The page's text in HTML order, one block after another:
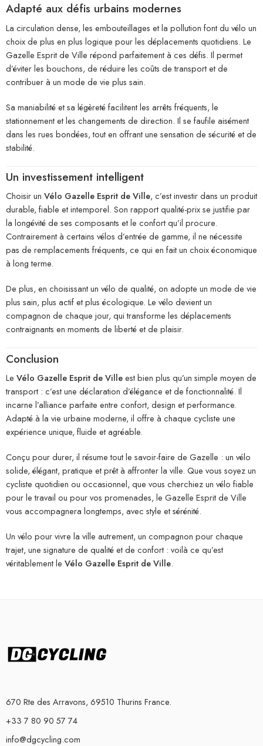
Adapté aux défis urbains modernes
La circulation dense, les embouteillages et la pollution font du vélo un
choix de plus en plus logique pour les déplacements quotidiens. Le
Gazelle Esprit de Ville répond parfaitement à ces défis. Il permet
d’éviter les bouchons, de réduire les coûts de transport et de
contribuer à un mode de vie plus sain.
Sa maniabilité et sa légèreté facilitent les arrêts fréquents, le
stationnement et les changements de direction. Il se faufile aisément
dans les rues bondées, tout en offrant une sensation de sécurité et de
stabilité.
Un investissement intelligent
Choisir un Vélo Gazelle Esprit de Ville, c’est investir dans un produit
durable, fiable et intemporel. Son rapport qualité-prix se justifie par
la longévité de ses composants et le confort qu’il procure.
Contrairement à certains vélos d’entrée de gamme, il ne nécessite
pas de remplacements fréquents, ce qui en fait un choix économique
à long terme.
De plus, en choisissant un vélo de qualité, on adopte un mode de vie
plus sain, plus actif et plus écologique. Le vélo devient un
compagnon de chaque jour, qui transforme les déplacements
contraignants en moments de liberté et de plaisir.
Conclusion
Le Vélo Gazelle Esprit de Villeest bien plus qu’un simple moyen de
transport : c’est une déclaration d’élégance et de fonctionnalité. Il
incarne l’alliance parfaite entre confort, design et performance.
Adapté à la vie urbaine moderne, il offre à chaque cycliste une
expérience unique, fluide et agréable.
Conçu pour durer, il résume tout le savoir-faire de Gazelle : un vélo
solide, élégant, pratique et prêt à affronter la ville. Que vous soyez un
cycliste quotidien ou occasionnel, que vous cherchiez un vélo fiable
pour le travail ou pour vos promenades, le Gazelle Esprit de Ville
vous accompagnera longtemps, avec style et sérénité.
Un vélo pour vivre la ville autrement, un compagnon pour chaque
trajet, une signature de qualité et de confort : voilà ce qu’est
véritablement le Vélo Gazelle Esprit de Ville.
670 Rte des Arravons, 69510 Thurins France.
+33 7 80 90 57 74
info@dgcycling.com